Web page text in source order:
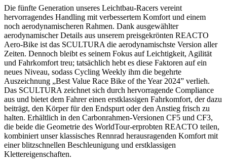
Die fünfte Generation unseres Leichtbau-Racers vereint
hervorragendes Handling mit verbessertem Komfort und einem
noch aerodynamischeren Rahmen. Dank ausgewählter
aerodynamischer Details aus unserem preisgekrönten REACTO
Aero-Bike ist das SCULTURA die aerodynamischste Version aller
Zeiten. Dennoch bleibt es seinem Fokus auf Leichtigkeit, Agilität
und Fahrkomfort treu; tatsächlich hebt es diese Faktoren auf ein
neues Niveau, sodass Cycling Weekly ihm die begehrte
Auszeichnung „Best Value Race Bike of the Year 2024” verlieh.
Das SCULTURA zeichnet sich durch hervorragende Compliance
aus und bietet dem Fahrer einen erstklassigen Fahrkomfort, der dazu
beiträgt, den Körper für den Endspurt oder den Anstieg frisch zu
halten. Erhältlich in den Carbonrahmen-Versionen CF5 und CF3,
die beide die Geometrie des WorldTour-erprobten REACTO teilen,
kombiniert unser klassisches Rennrad herausragenden Komfort mit
einer blitzschnellen Beschleunigung und erstklassigen
Klettereigenschaften.